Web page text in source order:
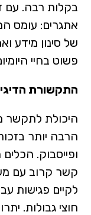
בקלות רבה. עם
אתגרים: עומס
של סינון מידע
פשוט בחיי
התקשורת
היכולת לתקשר
הרבה יותר
ופייסבוק.
קשר קרוב עם
לקיים פגישות
חוצי גבולות.